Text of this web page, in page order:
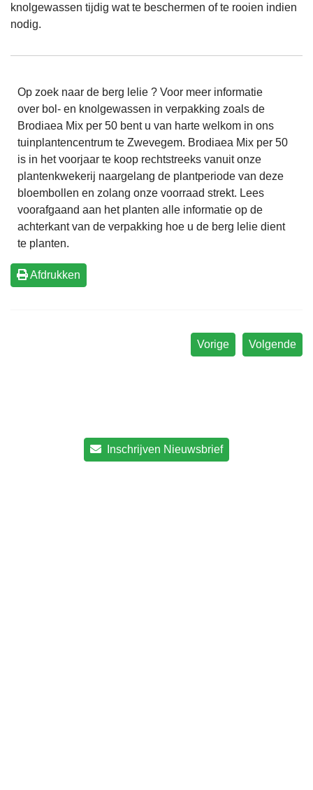
knolgewassen tijdig wat te beschermen of te rooien indien
nodig.
Op zoek naar de berg lelie ? Voor meer informatie
over bol- en knolgewassen in verpakking zoals de
Brodiaea Mix per 50 bent u van harte welkom in ons
tuinplantencentrum te Zwevegem. Brodiaea Mix per 50
is in het voorjaar te koop rechtstreeks vanuit onze
plantenkwekerij naargelang de plantperiode van deze
bloembollen en zolang onze voorraad strekt. Lees
voorafgaand aan het planten alle informatie op de
achterkant van de verpakking hoe u de berg lelie dient
te planten.
Afdrukken
Volgende
Vorige
Inschrijven Nieuwsbrief